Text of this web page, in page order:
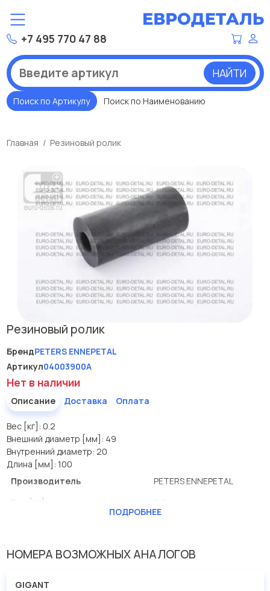
+7 495 770 47 88
НАЙТИ
Поиск по Артикулу Поиск по Наименованию
Главная Резиновый ролик
Резиновый ролик
БрендPETERS ENNEPETAL
Артикул04003900A
Нет в наличии
Описание Доставка Оплата
Вес [кг]: 0.2
Внешний диаметр [мм]: 49
Внутренний диаметр: 20
Длина [мм]: 100
Производитель
PETERS ENNEPETAL
Вес [кг]
ПОДРОБНЕЕ
НОМЕРА ВОЗМОЖНЫХ АНАЛОГОВ
GIGANT